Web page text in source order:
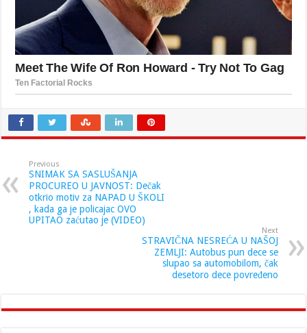
Previous
SNIMAK SA SASLUŠANJA
PROCUREO U JAVNOST: Dečak
otkrio motiv za NAPAD U ŠKOLI
, kada ga je policajac OVO
UPITAO zaćutao je (VIDEO)
Next
STRAVIČNA NESREĆA U NAŠOJ
ZEMLJI: Autobus pun dece se
slupao sa automobilom, čak
desetoro dece povređeno